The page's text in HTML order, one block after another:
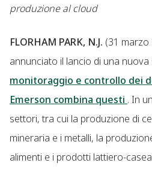
produzione al cloud
FLORHAM PARK, N.J. (31 marzo
annunciato il lancio di una
monitoraggio e controllo dei
Emerson combina questi . In
settori, tra cui la produzione di
mineraria e i metalli, la
alimenti e i prodotti lattiero-